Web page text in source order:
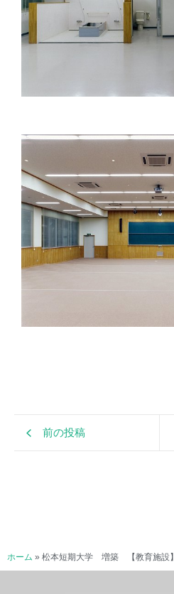
前の投稿
ホーム » 松本短期大学 増築 【教育施設】